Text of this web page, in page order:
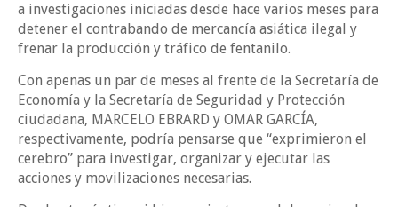
a investigaciones iniciadas desde hace varios meses para
detener el contrabando de mercancía asiática ilegal y
frenar la producción y tráfico de fentanilo.
Con apenas un par de meses al frente de la Secretaría de
Economía y la Secretaría de Seguridad y Protección
ciudadana, MARCELO EBRARD y OMAR GARCÍA,
respectivamente, podría pensarse que “exprimieron el
cerebro” para investigar, organizar y ejecutar las
acciones y movilizaciones necesarias.